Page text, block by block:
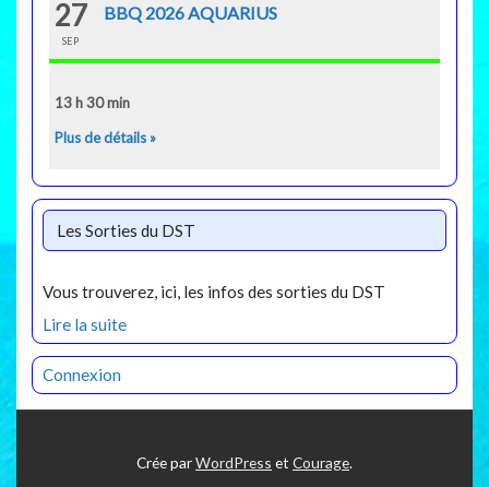
27
SEP
BBQ 2026 AQUARIUS
13 h 30 min
Plus de détails »
Les Sorties du DST
Vous trouverez, ici, les infos des sorties du DST
Lire la suite
Connexion
Crée parWordPress et Courage.